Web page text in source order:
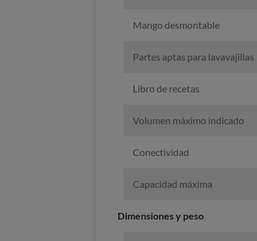
Mango desmontable
Partes aptas para lavavajillas
Libro de recetas
Volumen máximo indicado
Conectividad
Capacidad máxima
Dimensiones y peso